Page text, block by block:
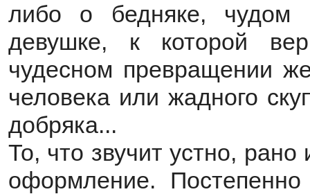
либо о бедняке, чудом
девушке, к которой
чудесном превращении
человека или жадного
добряка...
То, что звучит устно,
оформление.